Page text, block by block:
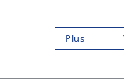
Plus